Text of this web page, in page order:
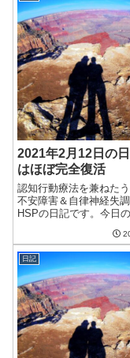
2021年2月12日の
はほぼ完全復活
認知行動療法を兼ねた
不安障害＆自律神経失
HSPの日記です。今日
ものの、だんだんと曇
り、洗濯物が乾ききら
た。残念。そして月曜
降るらしい。しばらく
みたいだけど、久しぶ...
日記